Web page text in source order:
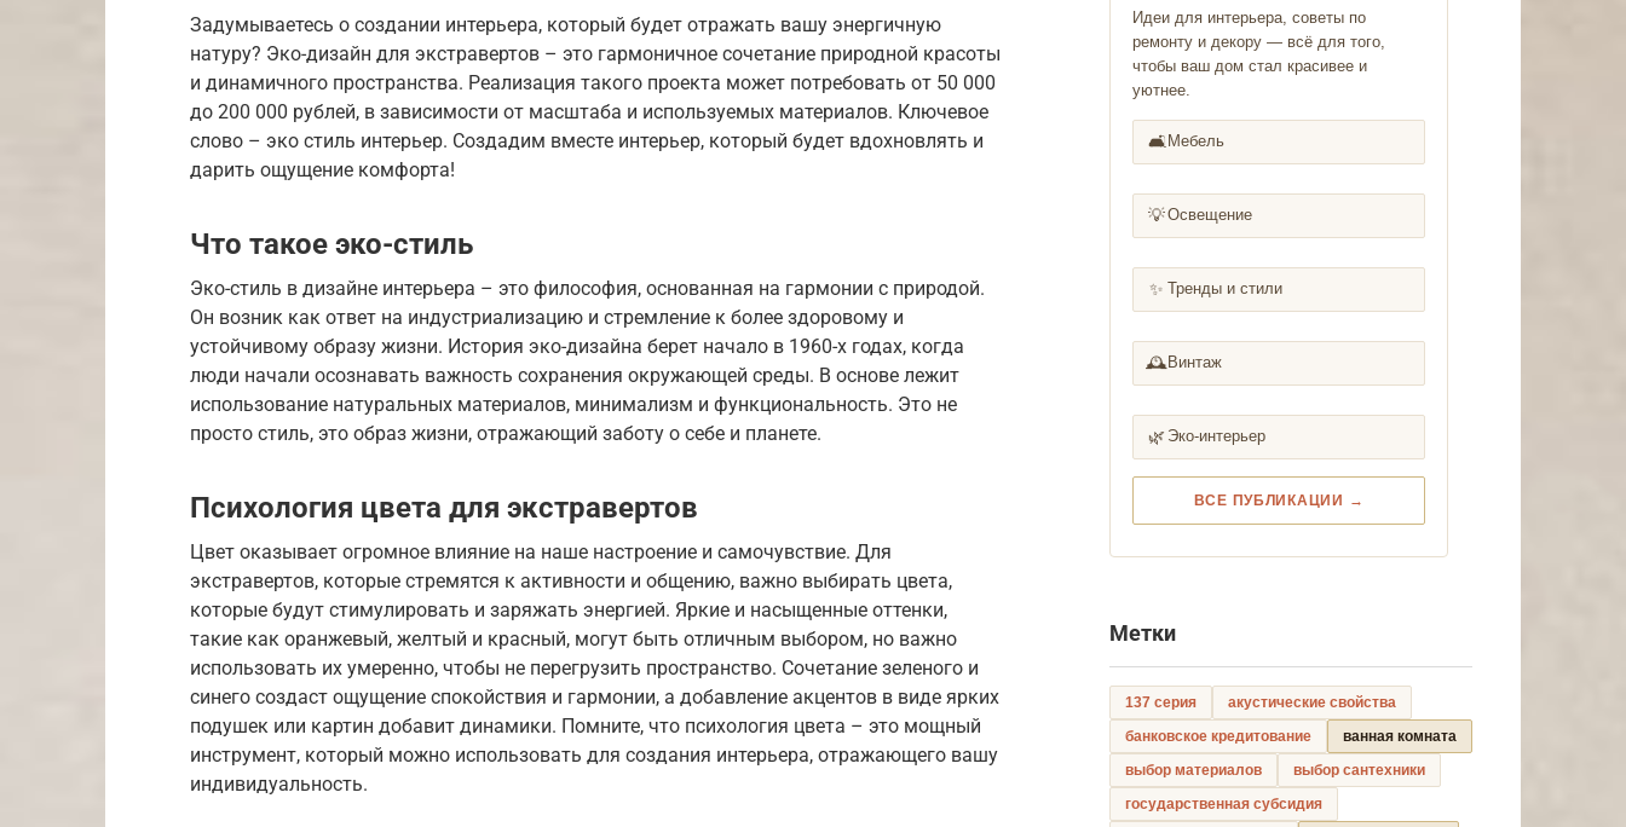
Задумываетесь о создании интерьера, который будет отражать вашу энергичную
натуру? Эко-дизайн для экстравертов – это гармоничное сочетание природной красоты
и динамичного пространства. Реализация такого проекта может потребовать от 50 000
до 200 000 рублей, в зависимости от масштаба и используемых материалов. Ключевое
слово – эко стиль интерьер. Создадим вместе интерьер, который будет вдохновлять и
дарить ощущение комфорта!
Что такое эко-стиль
Эко-стиль в дизайне интерьера – это философия, основанная на гармонии с природой.
Он возник как ответ на индустриализацию и стремление к более здоровому и
устойчивому образу жизни. История эко-дизайна берет начало в 1960-х годах, когда
люди начали осознавать важность сохранения окружающей среды. В основе лежит
использование натуральных материалов, минимализм и функциональность. Это не
просто стиль, это образ жизни, отражающий заботу о себе и планете.
Психология цвета для экстравертов
Цвет оказывает огромное влияние на наше настроение и самочувствие. Для
экстравертов, которые стремятся к активности и общению, важно выбирать цвета,
которые будут стимулировать и заряжать энергией. Яркие и насыщенные оттенки,
такие как оранжевый, желтый и красный, могут быть отличным выбором, но важно
использовать их умеренно, чтобы не перегрузить пространство. Сочетание зеленого и
синего создаст ощущение спокойствия и гармонии, а добавление акцентов в виде ярких
подушек или картин добавит динамики. Помните, что психология цвета – это мощный
инструмент, который можно использовать для создания интерьера, отражающего вашу
индивидуальность.
Идеи для интерьера, советы по
ремонту и декору — всё для того,
чтобы ваш дом стал красивее и
уютнее.
🛋️ Мебель
💡Освещение
✨ Тренды и стили
🕰️ Винтаж
🌿 Эко-интерьер
ВСЕ ПУБЛИКАЦИИ →
Метки
137 серия
акустические свойства
банковское кредитование
ванная комната
выбор материалов
выбор сантехники
государственная субсидия